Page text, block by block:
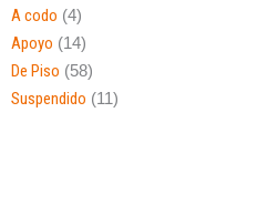
A codo (4)
Apoyo (14)
De Piso (58)
Suspendido (11)